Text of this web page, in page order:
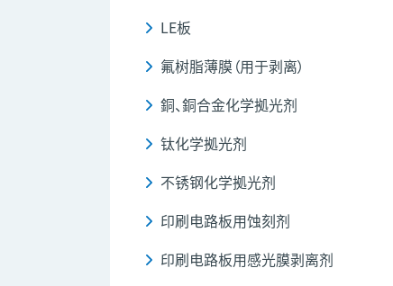
LE板
氟树脂薄膜（用于剥离）
銅、銅合金化学拠光剂
钛化学拠光剂
不锈钢化学拠光剂
印刷电路板用蚀刻剂
印刷电路板用感光膜剥离剂